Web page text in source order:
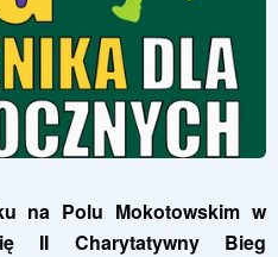
na Polu Mokotowskim w
II Charytatywny Bieg